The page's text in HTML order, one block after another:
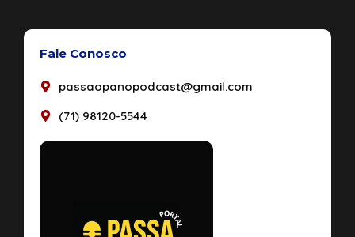
Fale Conosco
passaopanopodcast@gmail.com
(71) 98120-5544